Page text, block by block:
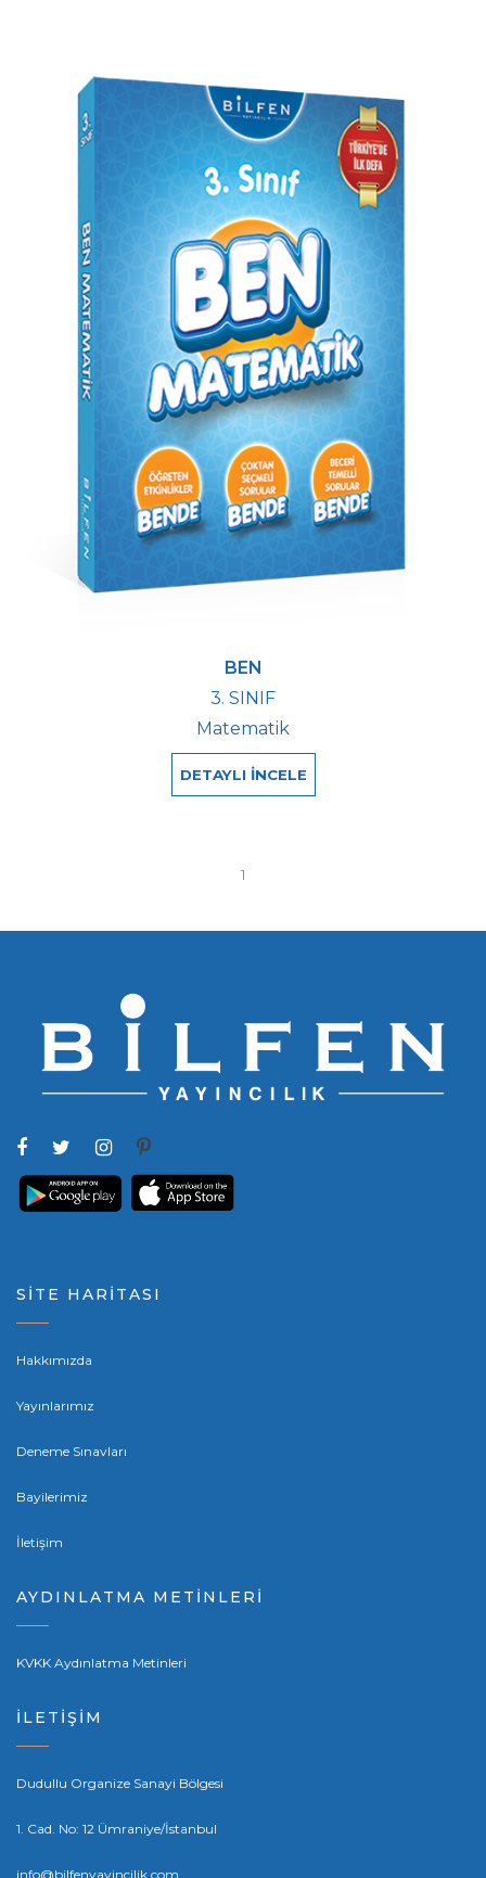
BEN
3. SINIF
Matematik
DETAYLI İNCELE
1
SİTE HARİTASI
Hakkımızda
Yayınlarımız
Deneme Sınavları
Bayilerimiz
İletişim
AYDINLATMA METİNLERİ
KVKK Aydınlatma Metinleri
İLETİŞİM
Dudullu Organize Sanayi Bölgesi
1. Cad. No: 12 Ümraniye/İstanbul
info@bilfenyayincilik.com